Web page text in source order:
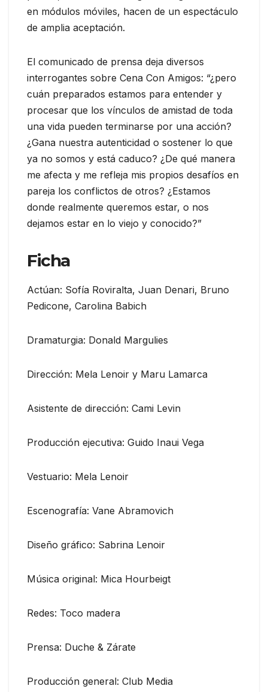
en módulos móviles, hacen de un espectáculo
de amplia aceptación.
El comunicado de prensa deja diversos
interrogantes sobre Cena Con Amigos: “¿pero
cuán preparados estamos para entender y
procesar que los vínculos de amistad de toda
una vida pueden terminarse por una acción?
¿Gana nuestra autenticidad o sostener lo que
ya no somos y está caduco? ¿De qué manera
me afecta y me refleja mis propios desafíos en
pareja los conflictos de otros? ¿Estamos
donde realmente queremos estar, o nos
dejamos estar en lo viejo y conocido?”
Ficha
Actúan: Sofía Roviralta, Juan Denari, Bruno
Pedicone, Carolina Babich
Dramaturgia: Donald Margulies
Dirección: Mela Lenoir y Maru Lamarca
Asistente de dirección: Cami Levin
Producción ejecutiva: Guido Inaui Vega
Vestuario: Mela Lenoir
Escenografía: Vane Abramovich
Diseño gráfico: Sabrina Lenoir
Música original: Mica Hourbeigt
Redes: Toco madera
Prensa: Duche & Zárate
Producción general: Club Media